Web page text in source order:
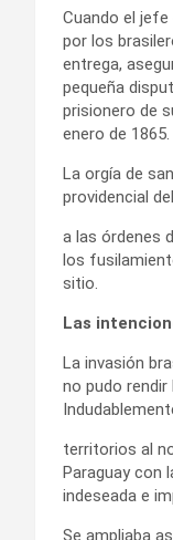
Cuando el
por los
entrega,
pequeña
prisionero de
enero de 1865.
La orgía de
providencial
a las órdenes
los
sitio.
Las
La invasión
no pudo
territorios al
Paraguay con
indeseada e
Se ampliaba